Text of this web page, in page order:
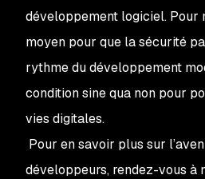
développement logiciel. Pour
moyen pour que la sécurité
rythme du développement
condition sine qua non pour
vies digitales.
Pour en savoir plus sur
développeurs, rendez-vous à